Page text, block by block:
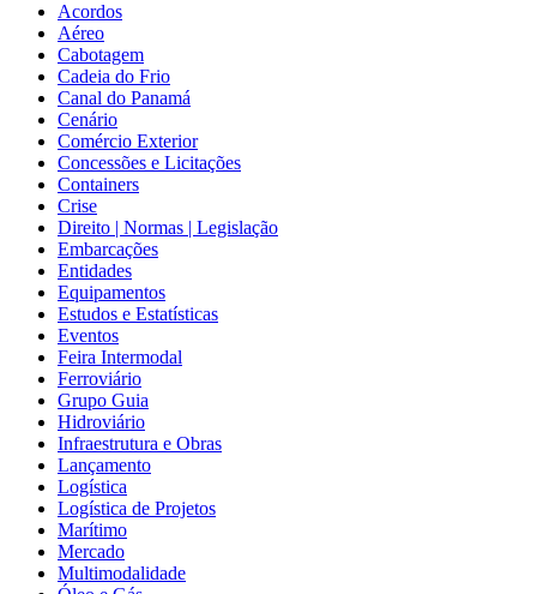
Acordos
Aéreo
Cabotagem
Cadeia do Frio
Canal do Panamá
Cenário
Comércio Exterior
Concessões e Licitações
Containers
Crise
Direito | Normas | Legislação
Embarcações
Entidades
Equipamentos
Estudos e Estatísticas
Eventos
Feira Intermodal
Ferroviário
Grupo Guia
Hidroviário
Infraestrutura e Obras
Lançamento
Logística
Logística de Projetos
Marítimo
Mercado
Multimodalidade